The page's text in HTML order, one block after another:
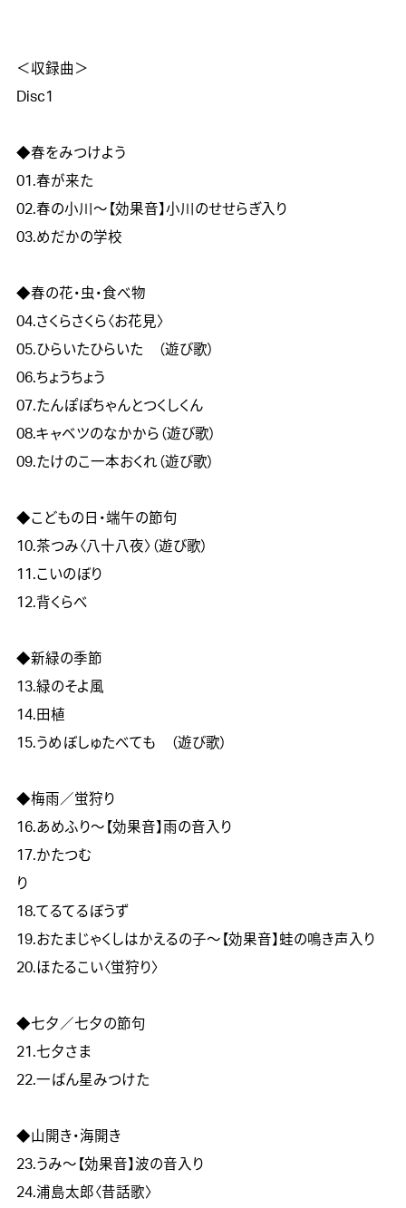
＜収録曲＞
Disc1
◆春をみつけよう
01.春が来た
02.春の小川～【効果音】小川のせせらぎ入り
03.めだかの学校
◆春の花・虫・食べ物
04.さくらさくら〈お花見〉
05.ひらいたひらいた　（遊び歌）
06.ちょうちょう
07.たんぽぽちゃんとつくしくん
08.キャベツのなかから（遊び歌）
09.たけのこ一本おくれ（遊び歌）
◆こどもの日・端午の節句
10.茶つみ〈八十八夜〉（遊び歌）
11.こいのぼり
12.背くらべ
◆新緑の季節
13.緑のそよ風
14.田植
15.うめぼしゅたべても　（遊び歌）
◆梅雨／蛍狩り
16.あめふり～【効果音】雨の音入り
17.かたつむ
18.てるてるぼうず
19.おたまじゃくしはかえるの子～【効果音】蛙の鳴き声入り
20.ほたるこい〈蛍狩り〉
◆七夕／七夕の節句
21.七夕さま
22.一ばん星みつけた
◆山開き・海開き
23.うみ～【効果音】波の音入り
24.浦島太郎〈昔話歌〉